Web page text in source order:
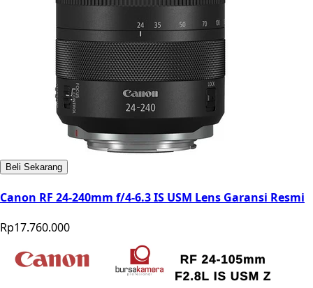
Beli Sekarang
Canon RF 24-240mm f/4-6.3 IS USM Lens Garansi Resmi
Rp17.760.000